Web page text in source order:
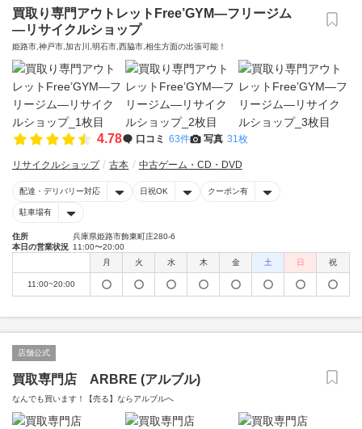
買取り専門アウトレットFree’GYM—フリージム
—リサイクルショップ
姫路市,神戸市,加古川,明石市,西脇市,相生方面の出張可能！
4.78 口コミ 63件 写真 31枚
リサイクルショップ 古本 中古ゲーム・CD・DVD
配達・デリバリー対応 日祝OK クーポン有
駐車場有
住所
兵庫県姫路市飾東町庄280-6
本日の営業状況 11:00〜20:00
月
火 水 木 金 土 日 祝
11:00~20:00
店舗公式
買取専門店 ARBRE (アルブル)
なんでも買います！【売る】ならアルブルへ